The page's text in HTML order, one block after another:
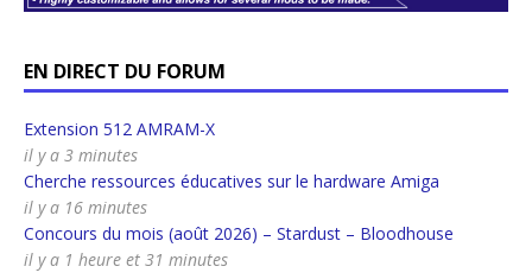
EN DIRECT DU FORUM
Extension 512 AMRAM-X
il y a 3 minutes
Cherche ressources éducatives sur le hardware Amiga
il y a 16 minutes
Concours du mois (août 2026) – Stardust – Bloodhouse
il y a 1 heure et 31 minutes